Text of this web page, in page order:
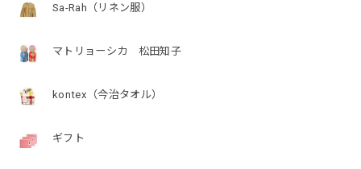
Sa-Rah（リネン服）
マトリョーシカ 松田知子
kontex（今治タオル）
ギフト